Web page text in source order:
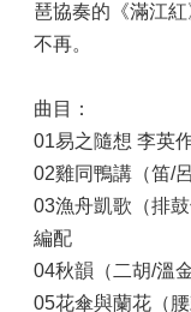
琶協奏的《滿江
不再。
曲目：
01易之隨想 李英
02雞同鴨講（笛/
03漁舟凱歌（排
編配
04秋韻（二胡/溫
05花傘與蘭花（